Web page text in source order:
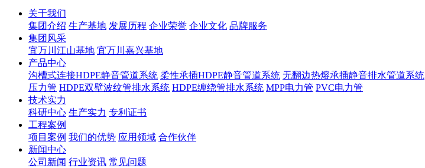
关于我们
集团介绍 生产基地 发展历程 企业荣誉 企业文化 品牌服务
集团风采
宜万川江山基地 宜万川嘉兴基地
产品中心
沟槽式连接HDPE静音管道系统 柔性承插HDPE静音管道系统 无翻边热熔承插静音排水管道系统
压力管 HDPE双壁波纹管排水系统 HDPE缠绕管排水系统 MPP电力管 PVC电力管
技术实力
科研中心 生产实力 专利证书
工程案例
项目案例 我们的优势 应用领域 合作伙伴
新闻中心
公司新闻 行业资讯 常见问题